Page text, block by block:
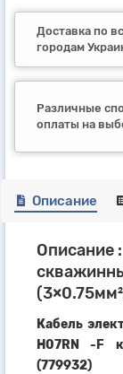
Доставка по
городам
Различные
оплаты на
Описание
Описание
Кабель
H07RN -F
(779932)